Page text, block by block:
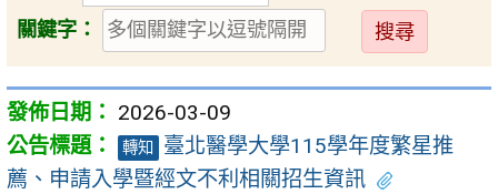
關鍵字：
送
出
2026-03-09
轉知
臺北醫學大學115學年度繁星推
薦、申請入學暨經文不利相關招生資訊